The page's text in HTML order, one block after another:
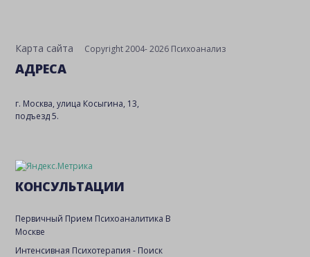
Карта сайта Copyright 2004- 2026 Психоанализ
АДРЕСА
г. Москва, улица Косыгина, 13,
подъезд 5.
КОНСУЛЬТАЦИИ
Первичный Прием Психоаналитика В
Москве
Интенсивная Психотерапия - Поиск